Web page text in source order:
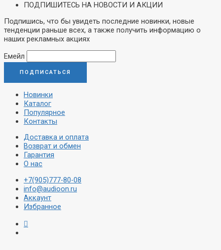
ПОДПИШИТЕСЬ НА НОВОСТИ И АКЦИИ
Подпишись, что бы увидеть последние новинки, новые
тенденции раньше всех, а также получить информацию о
наших рекламных акциях
Емейл
Новинки
Каталог
Популярное
Контакты
Доставка и оплата
Возврат и обмен
Гарантия
О нас
+7(905)777-80-08
info@audioon.ru
Аккаунт
Избранное